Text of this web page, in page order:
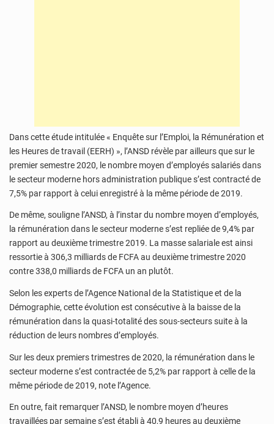
Dans cette étude intitulée « Enquête sur l’Emploi, la Rémunération et
les Heures de travail (EERH) », l’ANSD révèle par ailleurs que sur le
premier semestre 2020, le nombre moyen d’employés salariés dans
le secteur moderne hors administration publique s’est contracté de
7,5% par rapport à celui enregistré à la même période de 2019.
De même, souligne l’ANSD, à l’instar du nombre moyen d’employés,
la rémunération dans le secteur moderne s’est repliée de 9,4% par
rapport au deuxième trimestre 2019. La masse salariale est ainsi
ressortie à 306,3 milliards de FCFA au deuxième trimestre 2020
contre 338,0 milliards de FCFA un an plutôt.
Selon les experts de l’Agence National de la Statistique et de la
Démographie, cette évolution est consécutive à la baisse de la
rémunération dans la quasi-totalité des sous-secteurs suite à la
réduction de leurs nombres d’employés.
Sur les deux premiers trimestres de 2020, la rémunération dans le
secteur moderne s’est contractée de 5,2% par rapport à celle de la
même période de 2019, note l’Agence.
En outre, fait remarquer l’ANSD, le nombre moyen d’heures
travaillées par semaine s’est établi à 40,9 heures au deuxième